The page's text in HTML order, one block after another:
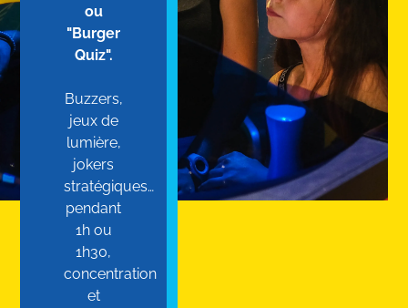
ou
"Burger
Quiz".
Buzzers,
jeux de
lumière,
jokers
stratégiques…
pendant
1h ou
1h30,
concentration
et